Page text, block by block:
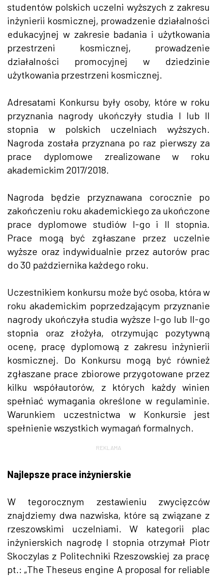
studentów polskich uczelni wyższych z zakresu
inżynierii kosmicznej, prowadzenie działalności
edukacyjnej w zakresie badania i użytkowania
przestrzeni kosmicznej, prowadzenie
działalności promocyjnej w dziedzinie
użytkowania przestrzeni kosmicznej.
Adresatami Konkursu były osoby, które w roku
przyznania nagrody ukończyły studia I lub II
stopnia w polskich uczelniach wyższych.
Nagroda została przyznana po raz pierwszy za
prace dyplomowe zrealizowane w roku
akademickim 2017/2018.
Nagroda będzie przyznawana corocznie po
zakończeniu roku akademickiego za ukończone
prace dyplomowe studiów I-go i II stopnia.
Prace mogą być zgłaszane przez uczelnie
wyższe oraz indywidualnie przez autorów prac
do 30 października każdego roku.
Uczestnikiem konkursu może być osoba, która w
roku akademickim poprzedzającym przyznanie
nagrody ukończyła studia wyższe I-go lub II-go
stopnia oraz złożyła, otrzymując pozytywną
ocenę, pracę dyplomową z zakresu inżynierii
kosmicznej. Do Konkursu mogą być również
zgłaszane prace zbiorowe przygotowane przez
kilku współautorów, z których każdy winien
spełniać wymagania określone w regulaminie.
Warunkiem uczestnictwa w Konkursie jest
spełnienie wszystkich wymagań formalnych.
REKLAMA
Najlepsze prace inżynierskie
W tegorocznym zestawieniu zwycięzców
znajdziemy dwa nazwiska, które są związane z
rzeszowskimi uczelniami. W kategorii plac
inżynierskich nagrodę I stopnia otrzymał Piotr
Skoczylas z Politechniki Rzeszowskiej za pracę
pt.: „The Theseus engine A proposal for reliable